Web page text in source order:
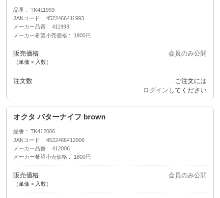
品番
TK411993
JANコード
4522466411993
メーカー品番
411993
メーカー希望小売価格
1800円
販売価格
（単価 × 入数）
会員のみ公開
注文数
ご注文には
ログイン してください
オクタ バターナイフ brown
品番
TK412006
JANコード
4522466412006
メーカー品番
412006
メーカー希望小売価格
1800円
販売価格
（単価 × 入数）
会員のみ公開